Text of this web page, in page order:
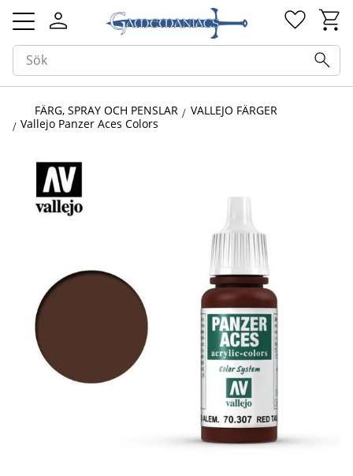
Meny
FÄRG, SPRAY OCH PENSLAR
VALLEJO FÄRGER
Vallejo Panzer Aces Colors